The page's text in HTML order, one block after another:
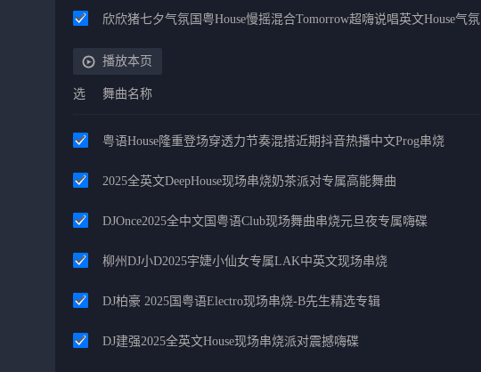
欣欣猪七夕气氛国粤House慢摇混合Tomorrow超嗨说唱英文House气氛
播放本页
选 舞曲名称
粤语House隆重登场穿透力节奏混搭近期抖音热播中文Prog串烧
2025全英文DeepHouse现场串烧奶茶派对专属高能舞曲
DJOnce2025全中文国粤语Club现场舞曲串烧元旦夜专属嗨碟
柳州DJ小D2025宇婕小仙女专属LAK中英文现场串烧
DJ柏豪 2025国粤语Electro现场串烧-B先生精选专辑
DJ建强2025全英文House现场串烧派对震撼嗨碟